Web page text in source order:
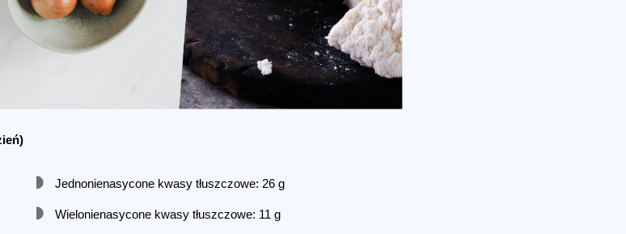
Jednonienasycone kwasy tłuszczowe: 26 g
Wielonienasycone kwasy tłuszczowe: 11 g